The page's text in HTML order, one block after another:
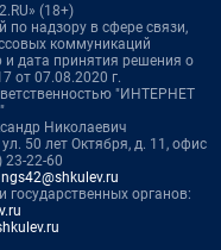
(18+)
по надзору в сфере связи,
коммуникаций
дата принятия решения о
от 07.08.2020 г.
"ИНТЕРНЕТ
Николаевич
50 лет Октября, д. 11, офис
23-22-60
ngs42@shkulev.ru
органов: